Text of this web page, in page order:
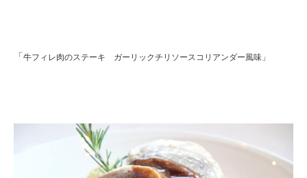
「牛フィレ肉のステーキ ガーリックチリソースコリアンダー風味」